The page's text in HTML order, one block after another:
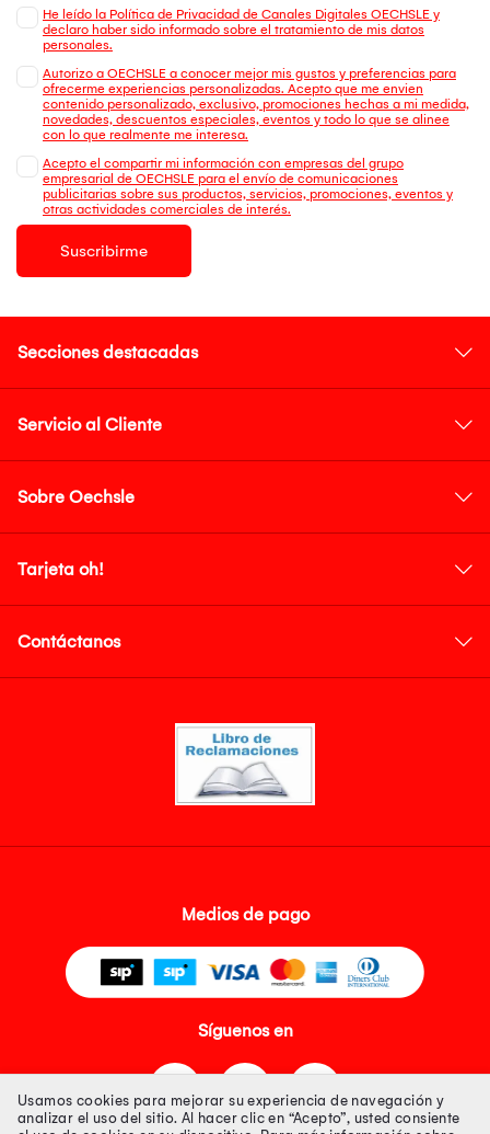
He leído la Política de Privacidad de Canales Digitales OECHSLE y
declaro haber sido informado sobre el tratamiento de mis datos
personales.
Autorizo a OECHSLE a conocer mejor mis gustos y preferencias para
ofrecerme experiencias personalizadas. Acepto que me envien
contenido personalizado, exclusivo, promociones hechas a mi medida,
novedades, descuentos especiales, eventos y todo lo que se alinee
con lo que realmente me interesa.
Acepto el compartir mi información con empresas del grupo
empresarial de OECHSLE para el envío de comunicaciones
publicitarias sobre sus productos, servicios, promociones, eventos y
otras actividades comerciales de interés.
Suscribirme
Secciones destacadas
Servicio al Cliente
Sobre Oechsle
Tarjeta oh!
Contáctanos
Medios de pago
Síguenos en
Usamos cookies para mejorar su experiencia de navegación y
analizar el uso del sitio. Al hacer clic en “Acepto”, usted consiente